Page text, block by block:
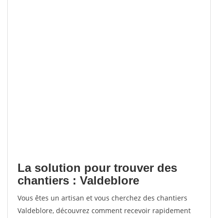
La solution pour trouver des
chantiers : Valdeblore
Vous êtes un artisan et vous cherchez des chantiers
Valdeblore, découvrez comment recevoir rapidement